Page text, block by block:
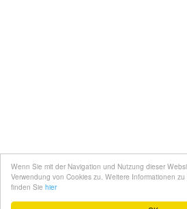
Wenn Sie mit der Navigation und Nutzung dieser
Verwendung von Cookies zu. Weitere Informationen
finden Sie hier
Topfgucker
Über uns